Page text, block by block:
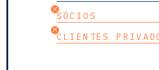
SÓCIOS
CLIENTES